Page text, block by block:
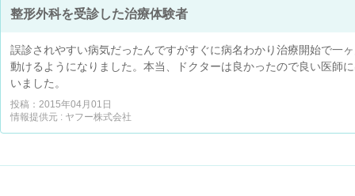
整形外科を受診した治療体験者
誤診されやすい病気だったんですがすぐに病名わかり治療開始で一
動けるようになりました。本当、ドクターは良かったので良い医師
いました。
投稿：2015年04月01日
情報提供元 : ヤフー株式会社